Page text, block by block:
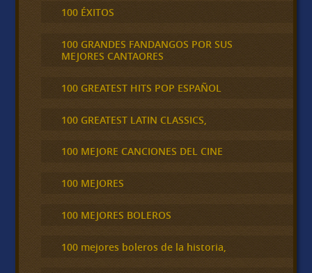
100 ÉXITOS
100 GRANDES FANDANGOS POR SUS
MEJORES CANTAORES
100 GREATEST HITS POP ESPAÑOL
100 GREATEST LATIN CLASSICS,
100 MEJORE CANCIONES DEL CINE
100 MEJORES
100 MEJORES BOLEROS
100 mejores boleros de la historia,